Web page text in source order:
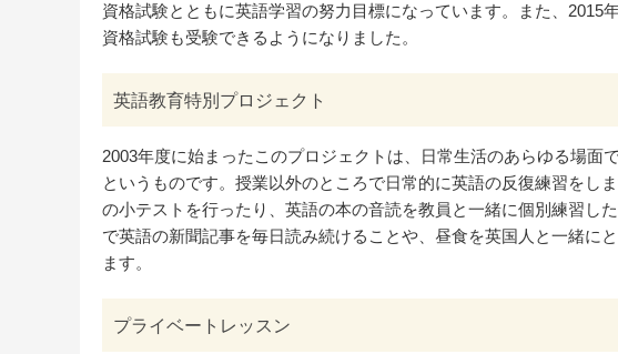
資格試験とともに英語学習の努力目標になっています。また、2015
資格試験も受験できるようになりました。
英語教育特別プロジェクト
2003年度に始まったこのプロジェクトは、日常生活のあらゆる場面
というものです。授業以外のところで日常的に英語の反復練習をし
の小テストを行ったり、英語の本の音読を教員と一緒に個別練習し
で英語の新聞記事を毎日読み続けることや、昼食を英国人と一緒に
ます。
プライベートレッスン